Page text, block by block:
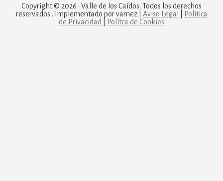
Copyright © 2026 · Valle de los Caídos. Todos los derechos
reservados . Implementado por vamez | Aviso Legal
Política
de Privacidad
Polítca de Cookies